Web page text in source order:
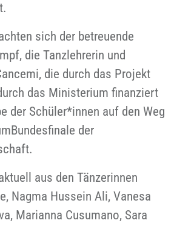
sich der betreuende
die Tanzlehrerin und
die durch das Projekt
das Ministerium finanziert
der Schüler*innen auf den Weg
der
aus den Tänzerinnen
Nagma Hussein Ali, Vanesa
Marianna Cusumano, Sara